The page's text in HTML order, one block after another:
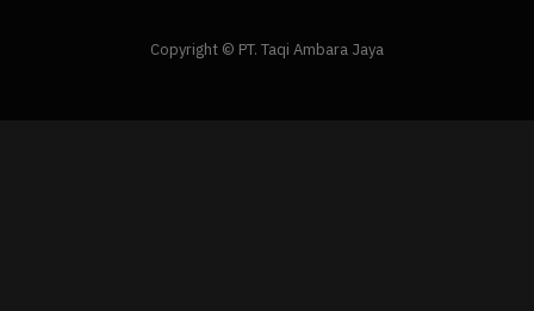
Copyright © PT. Taqi Ambara Jaya